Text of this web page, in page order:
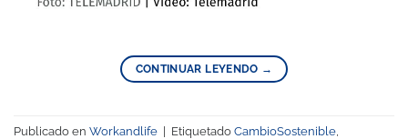
CONTINUAR LEYENDO →
Publicado en Workandlife Etiquetado CambioSostenible